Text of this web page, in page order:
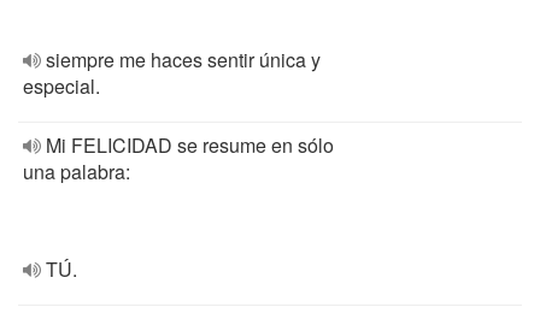
siempre me haces sentir única y
especial.
Mi FELICIDAD se resume en sólo
una palabra:
TÚ.